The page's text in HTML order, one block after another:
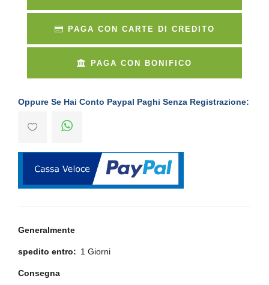
PAGA CON CARTE DI CREDITO
PAGA CON BONIFICO
Oppure Se Hai Conto Paypal Paghi Senza Registrazione:
Generalmente
spedito entro: 1 Giorni
Consegna